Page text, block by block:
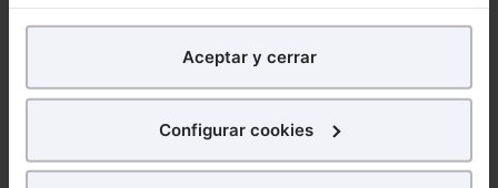
analíticospara tratar demejorar tu experienciaen
nuestra página web. También con fines publicitarios,
para poder mostrarte publicidad y contenidos de tu
¿Qué puedes hacer?
Aceptar y cerrar
Configurar cookies
Generalitat
El Derecho
Leer artículo
La Generalitat eleva a la
Estado al cerrar webs